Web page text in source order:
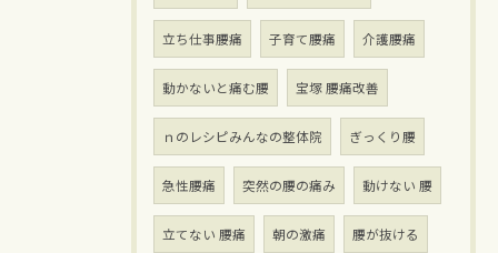
立ち仕事腰痛 子育て腰痛 介護腰痛
動かないと痛む腰 宝塚 腰痛改善
ｎのレシピみんなの整体院 ぎっくり腰
急性腰痛 突然の腰の痛み 動けない 腰
立てない 腰痛 朝の激痛 腰が抜ける